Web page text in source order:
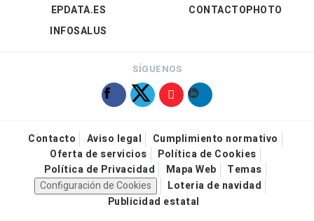
EPDATA.ES
INFOSALUS
CONTACTOPHOTO
SÍGUENOS
Contacto Aviso legal
Cumplimiento normativo
Oferta de servicios
Política de Cookies
Política de Privacidad
Mapa Web
Temas
Configuración de Cookies
Loteria de navidad
Publicidad estatal